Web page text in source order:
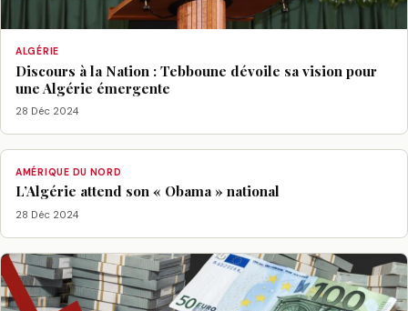
ALGÉRIE
Discours à la Nation : Tebboune dévoile sa vision pour
une Algérie émergente
28 Déc 2024
AMÉRIQUE DU NORD
L’Algérie attend son « Obama » national
28 Déc 2024